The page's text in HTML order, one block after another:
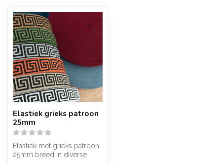
Elastiek grieks patroon
25mm
Elastiek met grieks patroon
25mm breed in diverse